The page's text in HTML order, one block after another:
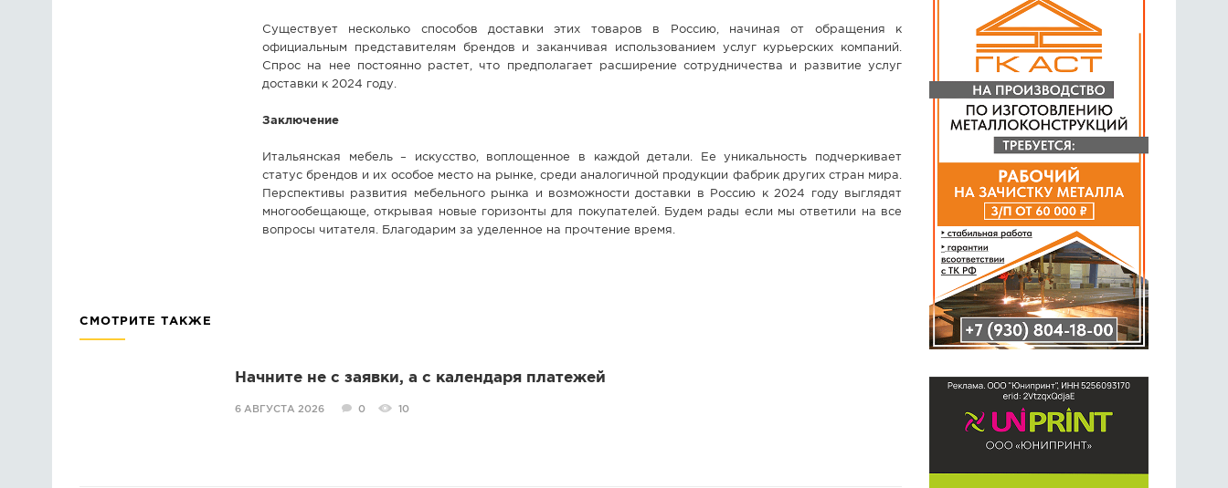
Существует несколько способов доставки этих товаров в Россию, начиная от обращения к
официальным представителям брендов и заканчивая использованием услуг курьерских компаний.
Спрос на нее постоянно растет, что предполагает расширение сотрудничества и развитие услуг
доставки к 2024 году.
Заключение
Итальянская мебель – искусство, воплощенное в каждой детали. Ее уникальность подчеркивает
статус брендов и их особое место на рынке, среди аналогичной продукции фабрик других стран мира.
Перспективы развития мебельного рынка и возможности доставки в Россию к 2024 году выглядят
многообещающе, открывая новые горизонты для покупателей. Будем рады если мы ответили на все
вопросы читателя. Благодарим за уделенное на прочтение время.
СМОТРИТЕ ТАКЖЕ
Начните не с заявки, а с календаря платежей
6 АВГУСТА 2026 0 10